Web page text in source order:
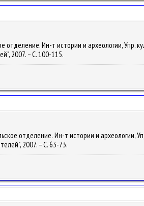
Ин-т истории и археологии, Упр.
2007. – С. 100-115.
отделение. Ин-т истории и археологии,
2007. – С. 63-73.